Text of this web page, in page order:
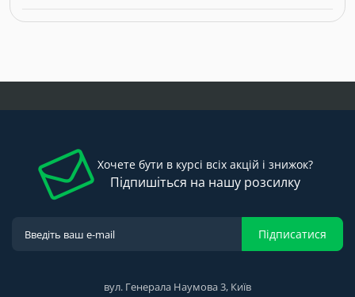
Хочете бути в курсі всіх акцій і знижок?
Підпишіться на нашу розсилку
Підписатися
вул. Генерала Наумова 3, Київ